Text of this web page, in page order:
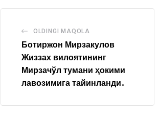
OLDINGI MAQOLA
Ботиржон Мирзакулов
Жиззах вилоятининг
Мирзачўл тумани ҳокими
лавозимига тайинланди.